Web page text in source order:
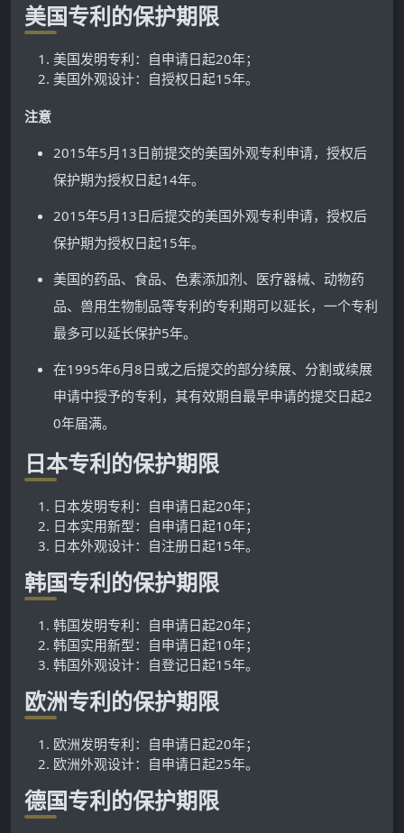
美国专利的保护期限
美国发明专利：自申请日起20年；
美国外观设计：自授权日起15年。
注意
2015年5月13日前提交的美国外观专利申请，授权后
保护期为授权日起14年。
2015年5月13日后提交的美国外观专利申请，授权后
保护期为授权日起15年。
美国的药品、食品、色素添加剂、医疗器械、动物药
品、兽用生物制品等专利的专利期可以延长，一个专利
最多可以延长保护5年。
在1995年6月8日或之后提交的部分续展、分割或续展
申请中授予的专利，其有效期自最早申请的提交日起2
0年届满。
日本专利的保护期限
日本发明专利：自申请日起20年；
日本实用新型：自申请日起10年；
日本外观设计：自注册日起15年。
韩国专利的保护期限
韩国发明专利：自申请日起20年；
韩国实用新型：自申请日起10年；
韩国外观设计：自登记日起15年。
欧洲专利的保护期限
欧洲发明专利：自申请日起20年；
欧洲外观设计：自申请日起25年。
德国专利的保护期限